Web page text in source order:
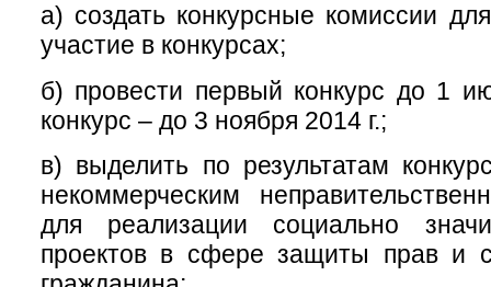
а) создать конкурсные комиссии
участие в конкурсах;
б) провести первый конкурс до 1
конкурс – до 3 ноября 2014 г.;
в) выделить по результатам
некоммерческим
для реализации социально
проектов в сфере защиты прав и